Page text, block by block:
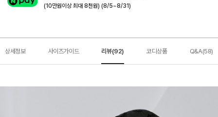
(10만원이상 최대 8천원) (8/5~8/31)
상세정보 사이즈가이드 리뷰(92) 코디상품 Q&A(58)